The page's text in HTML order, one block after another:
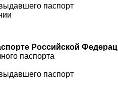
паспорт
Российской
паспорта
паспорт